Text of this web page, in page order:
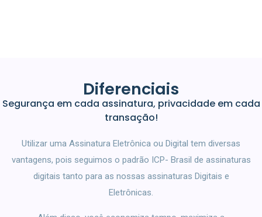
Diferenciais
Segurança em cada assinatura, privacidade em cada
transação!
Utilizar uma Assinatura Eletrônica ou Digital tem diversas
vantagens, pois seguimos o padrão ICP- Brasil de assinaturas
digitais tanto para as nossas assinaturas Digitais e
Eletrônicas.